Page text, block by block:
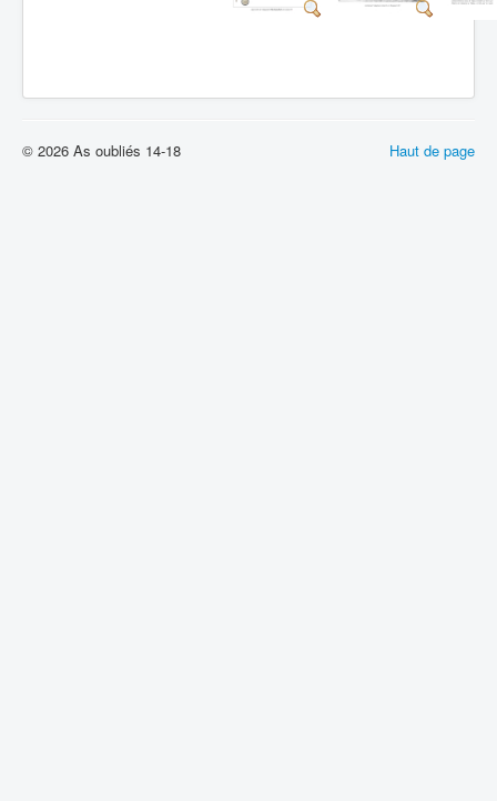
Haut de page
© 2026 As oubliés 14-18